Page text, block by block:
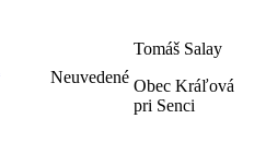
Neuvedené
Tomáš Salay
Obec Kráľová
pri Senci